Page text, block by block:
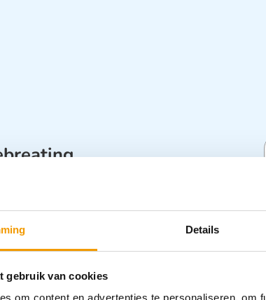
Details
gebruik van cookies
eenrichtingsventiel aan beide zijden van het
meer kan worden ingeademd. Met O2
Compleet met zuurstof verbindingsslang